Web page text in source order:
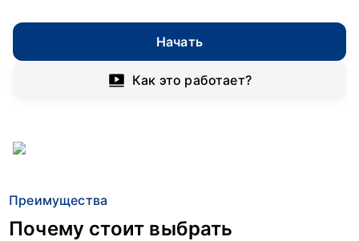
Начать
Как это работает?
Преимущества
Почему стоит выбрать